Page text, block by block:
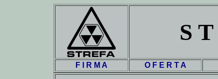
S
F I R M A O F E R T A